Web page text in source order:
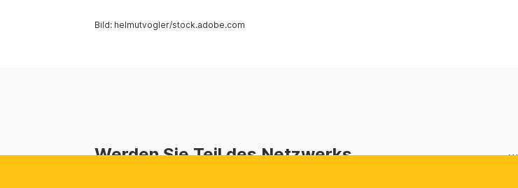
Bild: helmutvogler/stock.adobe.com
Werden Sie Teil des Netzwerks